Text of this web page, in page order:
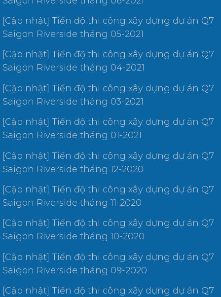
[Cập nhật] Tiến độ thi công xây dựng dự án Q7
Saigon Riverside tháng 05-2021
[Cập nhật] Tiến độ thi công xây dựng dự án Q7
Saigon Riverside tháng 04-2021
[Cập nhật] Tiến độ thi công xây dựng dự án Q7
Saigon Riverside tháng 03-2021
[Cập nhật] Tiến độ thi công xây dựng dự án Q7
Saigon Riverside tháng 01-2021
[Cập nhật] Tiến độ thi công xây dựng dự án Q7
Saigon Riverside tháng 12-2020
[Cập nhật] Tiến độ thi công xây dựng dự án Q7
Saigon Riverside tháng 11-2020
[Cập nhật] Tiến độ thi công xây dựng dự án Q7
Saigon Riverside tháng 10-2020
[Cập nhật] Tiến độ thi công xây dựng dự án Q7
Saigon Riverside tháng 09-2020
[Cập nhật] Tiến độ thi công xây dựng dự án Q7